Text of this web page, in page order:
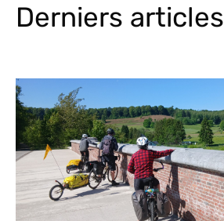
Derniers articles